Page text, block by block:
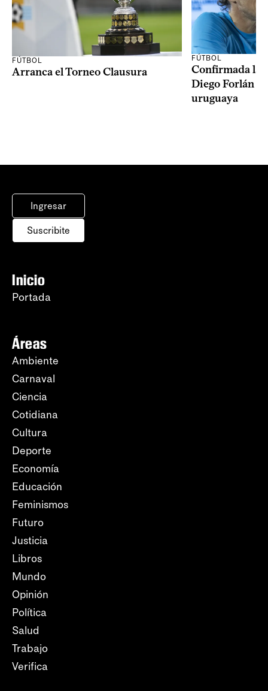
FÚTBOL
Arranca el Torneo Clausura
FÚTBOL
Confirmada la
Diego Forlán
uruguaya
Ingresar
Suscribite
Inicio
Portada
Áreas
Ambiente
Carnaval
Ciencia
Cotidiana
Cultura
Deporte
Economía
Educación
Feminismos
Futuro
Justicia
Libros
Mundo
Opinión
Política
Salud
Trabajo
Verifica